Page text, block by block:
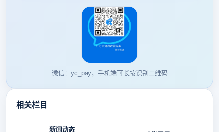
微信：yc_pay，手机端可长按识别二维码
相关栏目
新闻动态